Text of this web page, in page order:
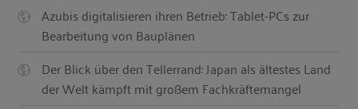
Azubis digitalisieren ihren Betrieb: Tablet-PCs zur
Bearbeitung von Bauplänen
Der Blick über den Tellerrand: Japan als ältestes Land
der Welt kämpft mit großem Fachkräftemangel